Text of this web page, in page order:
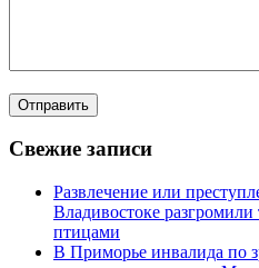
Свежие записи
Развлечение или
Владивостоке разгромили
птицами
В Приморье инвалида по